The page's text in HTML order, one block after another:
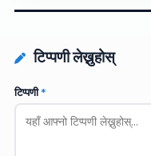
टिप्पणी लेख्नुहोस्
टिप्पणी*